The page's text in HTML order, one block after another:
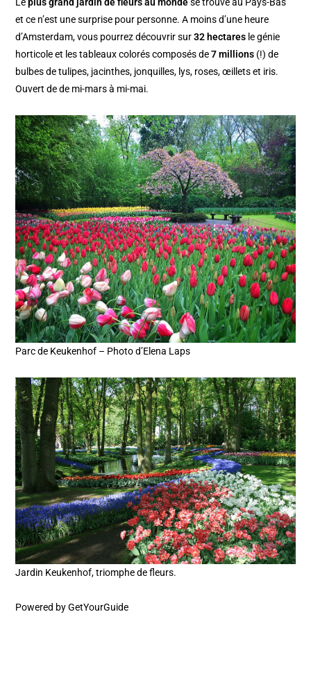
et ce n’est une surprise pour personne. A moins d’une heure
d’Amsterdam, vous pourrez découvrir sur32 hectares le génie
horticole et les tableaux colorés composés de7 millions (!) de
bulbes de tulipes, jacinthes, jonquilles, lys, roses, œillets et iris.
Ouvert de de mi-mars à mi-mai.
Parc de Keukenhof – Photo d’Elena Laps
Jardin Keukenhof, triomphe de fleurs.
Powered byGetYourGuide